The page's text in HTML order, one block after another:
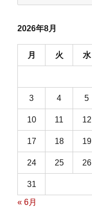
for:
2026年8月
月 火 水
3 4 5
10 11 12
17 18 19
24 25 26
31
« 6月